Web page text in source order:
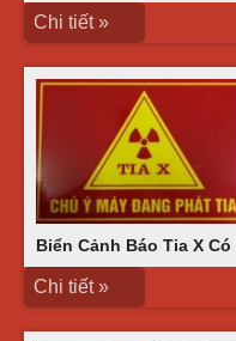
Chi tiết »
Biển Cảnh Báo Tia X
Chi tiết »